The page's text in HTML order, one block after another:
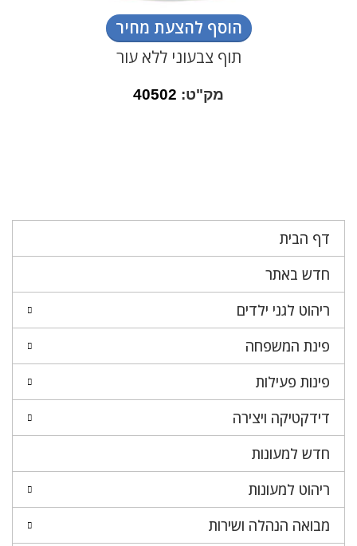
דף הבית
חדש באתר
ריהוט לגני ילדים
פינת המשפחה
פינות פעילות
דידקטיקה ויצירה
חדש למעונות
ריהוט למעונות
מבואה הנהלה ושירות
הוסף להצעת מחיר
תוף צבעוני ללא עור
מק"ט: 40502